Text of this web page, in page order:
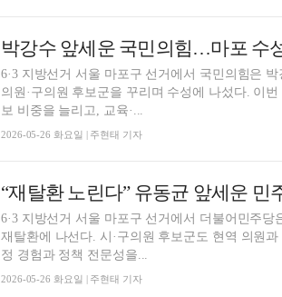
6·3 지방선거 서울 마포구 선거에서 국민의힘은
의원·구의원 후보군을 꾸리며 수성에 나섰다. 이
보 비중을 늘리고, 교육·...
2026-05-26 화요일 | 주현태 기자
6·3 지방선거 서울 마포구 선거에서 더불어민주
재탈환에 나선다. 시·구의원 후보군도 현역 의원
정 경험과 정책 전문성을...
2026-05-26 화요일 | 주현태 기자